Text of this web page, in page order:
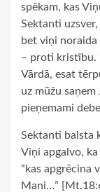
spēkam, kas
Sektanti
bet viņi noraida
– proti kristību.
Vārdā, esat
uz mūžu
pieņemami
Sektanti balsta
Viņi apgalvo, ka
“kas apgrēcina
Mani…”